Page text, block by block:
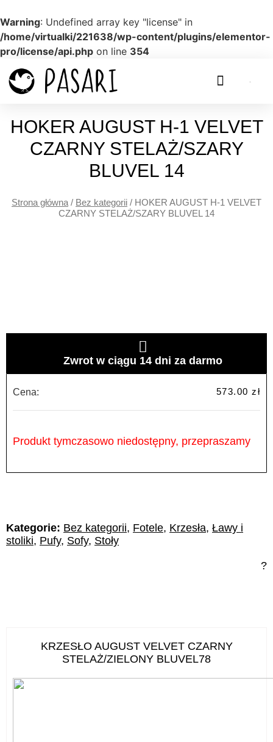
Warning: Undefined array key "license" in
/home/virtualki/221638/wp-content/plugins/elementor-
pro/license/api.php on line 354
HOKER AUGUST H-1 VELVET
CZARNY STELAŻ/SZARY
BLUVEL 14
Strona główna / Bez kategorii / HOKER AUGUST H-1 VELVET
CZARNY STELAŻ/SZARY BLUVEL 14
Zwrot w ciągu 14 dni za darmo
Cena: 573.00 zł
Produkt tymczasowo niedostępny, przepraszamy
Kategorie: Bez kategorii, Fotele, Krzesła, Ławy i
stoliki, Pufy, Sofy, Stoły
?
KRZESŁO AUGUST VELVET CZARNY
STELAŻ/ZIELONY BLUVEL78